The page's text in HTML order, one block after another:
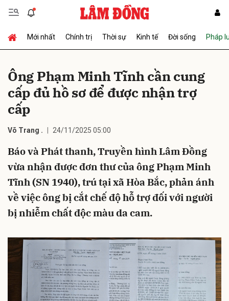
Mới nhất Chính trị Thời sự Kinh tế Đời sống Pháp
Ông Phạm Minh Tĩnh cần cung
cấp đủ hồ sơ để được nhận trợ
cấp
Võ Trang . 24/11/2025 05:00
Báo và Phát thanh, Truyền hình Lâm Đồng
vừa nhận được đơn thư của ông Phạm Minh
Tĩnh (SN 1940), trú tại xã Hòa Bắc, phản ánh
về việc ông bị cắt chế độ hỗ trợ đối với người
bị nhiễm chất độc màu da cam.
Gửi bình luận
Hủy Gửi